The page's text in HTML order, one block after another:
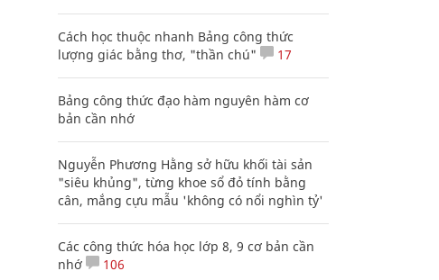
Cách học thuộc nhanh Bảng công thức
lượng giác bằng thơ, "thần chú"
17
Bảng công thức đạo hàm nguyên hàm cơ
bản cần nhớ
Nguyễn Phương Hằng sở hữu khối tài sản
"siêu khủng", từng khoe sổ đỏ tính bằng
cân, mắng cựu mẫu 'không có nổi nghìn tỷ'
Các công thức hóa học lớp 8, 9 cơ bản cần
nhớ
106